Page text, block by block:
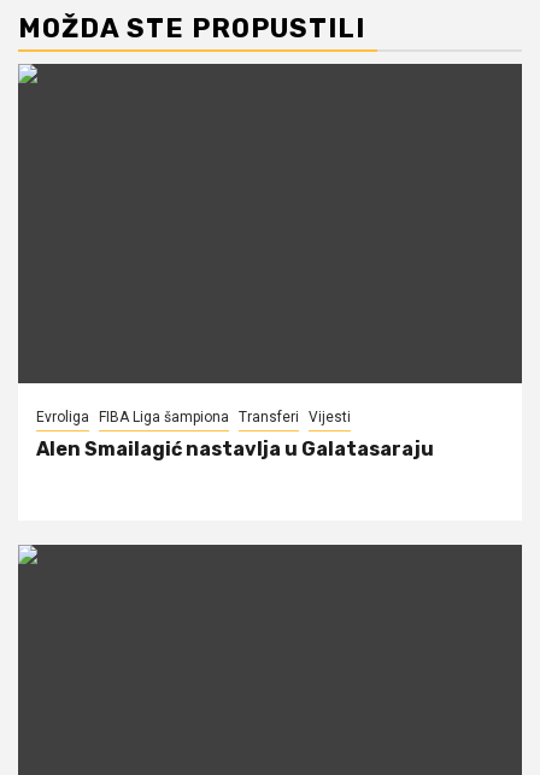
MOŽDA STE PROPUSTILI
Evroliga FIBA Liga šampiona Transferi Vijesti
Alen Smailagić nastavlja u Galatasaraju